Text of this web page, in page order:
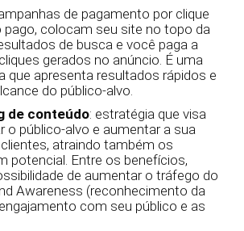
de pagamento por clique
pago, colocam seu site no topo da
de busca e você paga a
gerados no anúncio. É uma
que apresenta resultados rápidos e
do público-alvo.
de conteúdo: estratégia que visa
o público-alvo e aumentar a sua
atraindo também os
potencial. Entre os benefícios,
de aumentar o tráfego do
Awareness (reconhecimento da
com seu público e as